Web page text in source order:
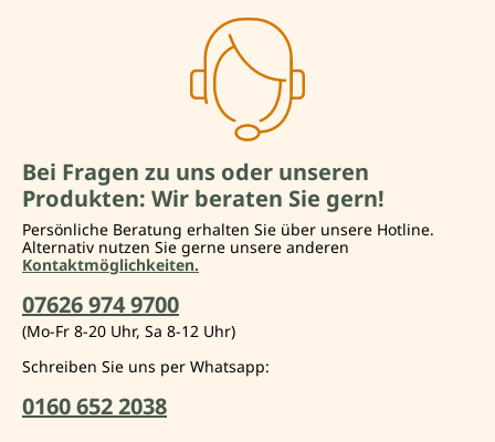
Bei Fragen zu uns oder unseren
Produkten: Wir beraten Sie gern!
Persönliche Beratung erhalten Sie über unsere Hotline.
Alternativ nutzen Sie gerne unsere anderen
Kontaktmöglichkeiten.
07626 974 9700
(Mo-Fr 8-20 Uhr, Sa 8-12 Uhr)
Schreiben Sie uns per Whatsapp:
0160 652 2038